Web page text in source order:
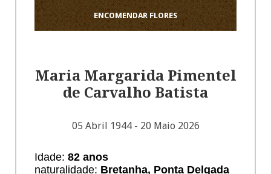
ENCOMENDAR FLORES
Maria Margarida Pimentel
de Carvalho Batista
05 Abril 1944 - 20 Maio 2026
Idade: 82 anos
naturalidade: Bretanha, Ponta Delgada